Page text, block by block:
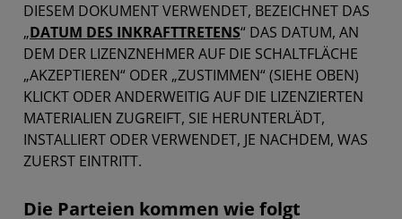
DIESEM DOKUMENT VERWENDET, BEZEICHNET DAS
„DATUM DES INKRAFTTRETENS“ DAS DATUM, AN
DEM DER LIZENZNEHMER AUF DIE SCHALTFLÄCHE
„AKZEPTIEREN“ ODER „ZUSTIMMEN“ (SIEHE OBEN)
KLICKT ODER ANDERWEITIG AUF DIE LIZENZIERTEN
MATERIALIEN ZUGREIFT, SIE HERUNTERLÄDT,
INSTALLIERT ODER VERWENDET, JE NACHDEM, WAS
ZUERST EINTRITT.
Die Parteien kommen wie folgt